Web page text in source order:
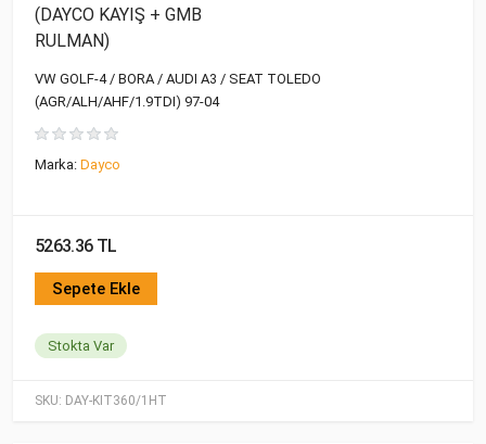
SKU: DAY-KIT360/1HT
(DAYCO KAYIŞ + GMB
RULMAN)
VW GOLF-4 / BORA / AUDI A3 / SEAT TOLEDO
(AGR/ALH/AHF/1.9TDI) 97-04
Marka: Dayco
5263.36 TL
Sepete Ekle
Stokta Var